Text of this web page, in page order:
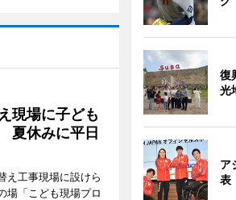
現場に子ども
夏休みに平日
え工事現場に設けら
場「こども現場プロ
復
光
ア
表